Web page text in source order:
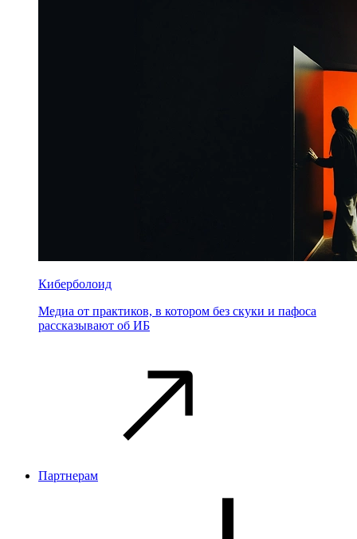
Киберболоид
Медиа от практиков, в котором без скуки и пафоса
рассказывают об ИБ
Партнерам